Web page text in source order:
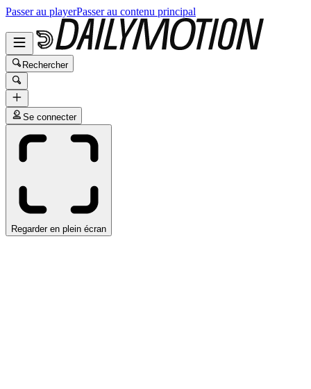
Passer au playerPasser au contenu principal
Rechercher
Se connecter
Regarder en plein écran